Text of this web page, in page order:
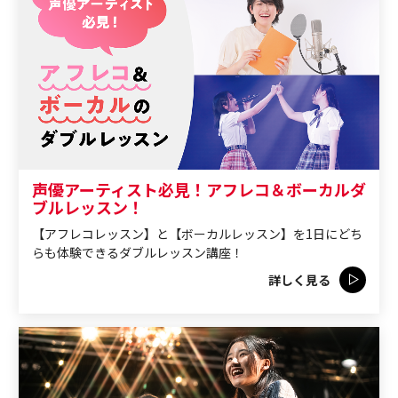
声優アーティスト必見！アフレコ＆ボーカルダ
ブルレッスン！
【アフレコレッスン】と【ボーカルレッスン】を1日にどち
らも体験できるダブルレッスン講座！
詳しく見る